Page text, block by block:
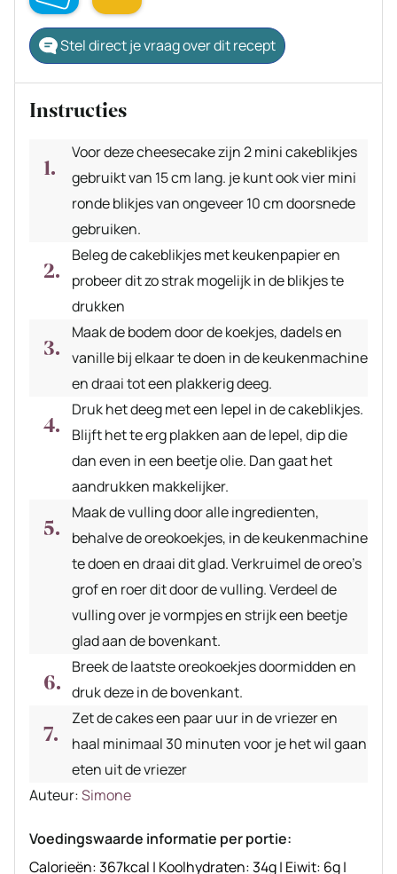
Stel direct je vraag over dit recept
Instructies
Voor deze cheesecake zijn 2 mini cakeblikjes
gebruikt van 15 cm lang. je kunt ook vier mini
ronde blikjes van ongeveer 10 cm doorsnede
gebruiken.
Beleg de cakeblikjes met keukenpapier en
probeer dit zo strak mogelijk in de blikjes te
drukken
Maak de bodem door de koekjes, dadels en
vanille bij elkaar te doen in de keukenmachine
en draai tot een plakkerig deeg.
Druk het deeg met een lepel in de cakeblikjes.
Blijft het te erg plakken aan de lepel, dip die
dan even in een beetje olie. Dan gaat het
aandrukken makkelijker.
Maak de vulling door alle ingredienten,
behalve de oreokoekjes, in de keukenmachine
te doen en draai dit glad. Verkruimel de oreo's
grof en roer dit door de vulling. Verdeel de
vulling over je vormpjes en strijk een beetje
glad aan de bovenkant.
Breek de laatste oreokoekjes doormidden en
druk deze in de bovenkant.
Zet de cakes een paar uur in de vriezer en
haal minimaal 30 minuten voor je het wil gaan
eten uit de vriezer
Auteur
Auteur:Simone
Voedingswaarde informatie per portie:
Calorieën:367kcal | Koolhydraten:34g| Eiwit: 6g|